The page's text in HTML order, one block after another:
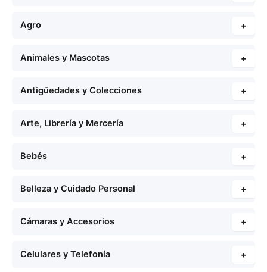
Agro +
Animales y Mascotas +
Antigüedades y Colecciones +
Arte, Librería y Mercería +
Bebés +
Belleza y Cuidado Personal +
Cámaras y Accesorios +
Celulares y Telefonía +